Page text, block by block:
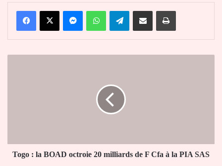
FacebookX MessengerWhatsAppTelegramPartager par email Imprimer
F
Cfa
Togo : la BOAD octroie 20 milliards de F Cfa à la PIA SAS